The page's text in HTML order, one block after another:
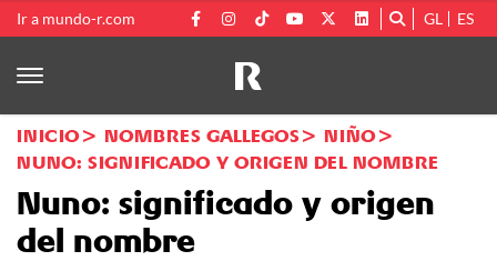
Ir a mundo-r.com GL ES
INICIO NOMBRES GALLEGOS
NIÑO
NUNO: SIGNIFICADO Y ORIGEN DEL NOMBRE
Nuno: significado y origen
del nombre